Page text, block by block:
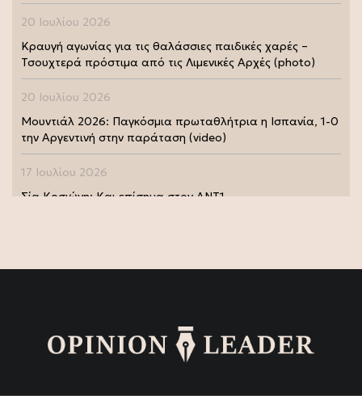
20 Ιουλίου 2026
Κραυγή αγωνίας για τις θαλάσσιες παιδικές χαρές –
Τσουχτερά πρόστιμα από τις Λιμενικές Αρχές (photo)
20 Ιουλίου 2026
Μουντιάλ 2026: Παγκόσμια πρωταθλήτρια η Ισπανία, 1-0
την Αργεντινή στην παράταση (video)
17 Ιουλίου 2026
Σία Κοσιώνη: Και επίσημα στον ΑΝΤ1
της Μάρως Κοντού (photo)
Μάρω Κοντού: Πέθανε η σπουδαία ηθοποιός (video)